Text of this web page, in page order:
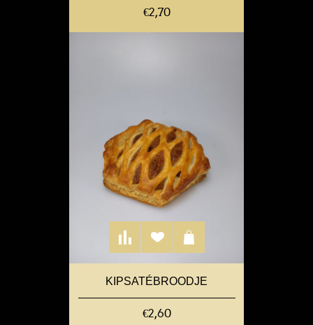
€2,70
KIPSATÉBROODJE
€2,60